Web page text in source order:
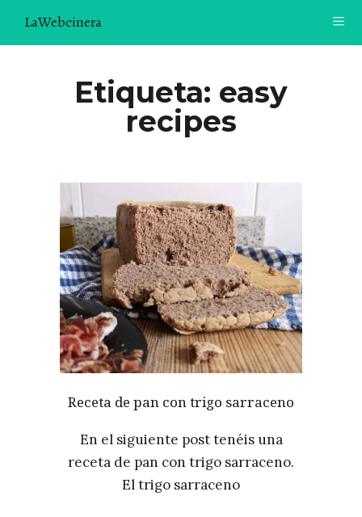
LaWebcinera
SOBRE MÍ
¿TE GUSTARÍA UNIRTE A NUESTRA AVENTURA GASTRON
ÓMICA?
ÚNETE A LA NEWSLETTER
RECOMENDACIONES
Etiqueta: easy
recipes
Receta de pan con trigo sarraceno
En el siguiente post tenéis una
receta de pan con trigo sarraceno.
El trigo sarraceno